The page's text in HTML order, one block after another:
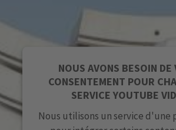
NOUS AVONS BESOIN DE
CONSENTEMENT POUR
SERVICE YOUTUBE
Nous utilisons un service d'une